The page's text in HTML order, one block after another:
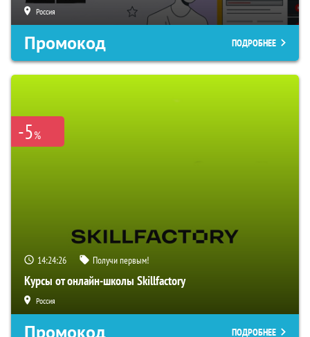
Россия
Промокод ПОДРОБНЕЕ
-5%
14:24:25 Получи первым!
Курсы от онлайн-школы Skillfactory
Россия
Промокод ПОДРОБНЕЕ